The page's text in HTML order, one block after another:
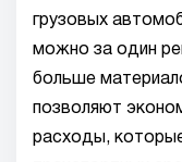
грузовых
можно за один
больше
позволяют
расходы,